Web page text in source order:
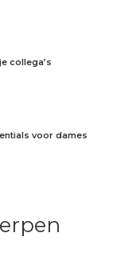
collega’s
voor dames